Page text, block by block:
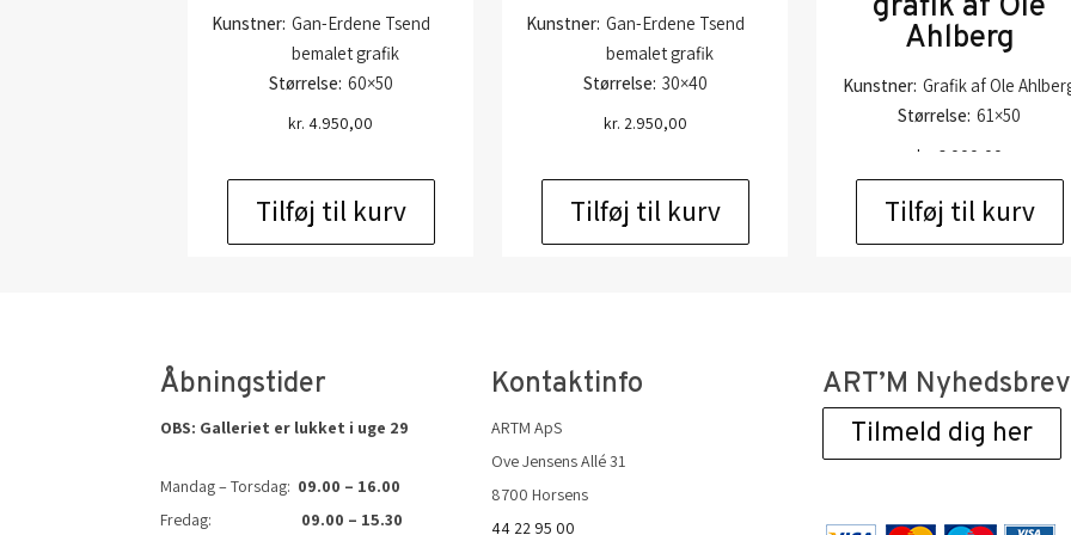
Kunstner: Gan-Erdene Tsend
bemalet grafik
Størrelse: 60×50
kr. 4.950,00
Tilføj til kurv
Kunstner: Gan-Erdene Tsend
bemalet grafik
Størrelse: 30×40
kr. 2.950,00
Tilføj til kurv
Ahlberg
Kunstner: Grafik af Ole
Størrelse: 61×50
kr. 6.000,00
Tilføj til kurv
Åbningstider
OBS: Galleriet er lukket i uge 29
Mandag – Torsdag: 09.00 – 16.00
Fredag: 09.00 – 15.30
Kontaktinfo
ARTM ApS
Ove Jensens Allé 31
8700 Horsens
44 22 95 00
ART’M Nyhedsbrev
Tilmeld dig her